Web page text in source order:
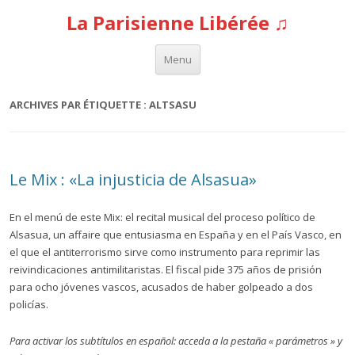
La Parisienne Libérée ♫
Menu
Aller au contenu
ARCHIVES PAR ÉTIQUETTE : ALTSASU
Le Mix : «La injusticia de Alsasua»
En el menú de este Mix: el recital musical del proceso político de
Alsasua, un affaire que entusiasma en España y en el País Vasco, en
el que el antiterrorismo sirve como instrumento para reprimir las
reivindicaciones antimilitaristas. El fiscal pide 375 años de prisión
para ocho jóvenes vascos, acusados de haber golpeado a dos
policías.
Para activar los subtítulos en español: acceda a la pestaña « parámetros » y